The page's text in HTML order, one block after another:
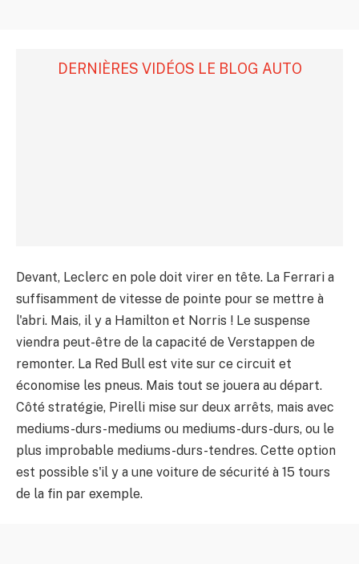
DERNIÈRES VIDÉOS LE BLOG AUTO
Devant, Leclerc en pole doit virer en tête. La Ferrari a
suffisamment de vitesse de pointe pour se mettre à
l'abri. Mais, il y a Hamilton et Norris ! Le suspense
viendra peut-être de la capacité de Verstappen de
remonter. La Red Bull est vite sur ce circuit et
économise les pneus. Mais tout se jouera au départ.
Côté stratégie, Pirelli mise sur deux arrêts, mais avec
mediums-durs-mediums ou mediums-durs-durs, ou le
plus improbable mediums-durs-tendres. Cette option
est possible s'il y a une voiture de sécurité à 15 tours
de la fin par exemple.